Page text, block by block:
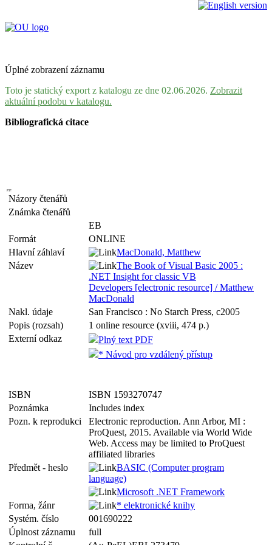
Úplné zobrazení záznamu
Toto je statický export z katalogu ze dne 02.06.2026. Zobrazit
aktuální podobu v katalogu.
Bibliografická citace
Názory čtenářů
Známka čtenářů
EB
Formát
ONLINE
Hlavní záhlaví
MacDonald, Matthew
Název
The Book of Visual Basic 2005 :
.NET Insight for classic VB
Developers [electronic resource] / Matthew
MacDonald
Nakl. údaje
San Francisco : No Starch Press, c2005
Popis (rozsah)
1 online resource (xviii, 474 p.)
Externí odkaz
Plný text PDF
* Návod pro vzdálený přístup
ISBN
ISBN 1593270747
Poznámka
Includes index
Pozn. k reprodukci
Electronic reproduction. Ann Arbor, MI :
ProQuest, 2015. Available via World Wide
Web. Access may be limited to ProQuest
affiliated libraries
Předmět - heslo
BASIC (Computer program
language)
Microsoft .NET Framework
Forma, žánr
* elektronické knihy
Systém. číslo
001690222
Úplnost záznamu
full